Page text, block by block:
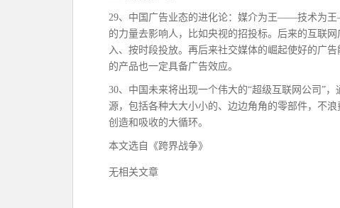
29、中国广告业态的进化论：媒介为王——技术为
的力量去影响人，比如央视的招投标。后来的互联
入、按时段投放。再后来社交媒体的崛起使好的广
的产品也一定具备广告效应。
30、中国未来将出现一个伟大的“超级互联网公司”
源，包括各种大大小小的、边边角角的零部件，不
创造和吸收的大循环。
本文选自《跨界战争》
无相关文章